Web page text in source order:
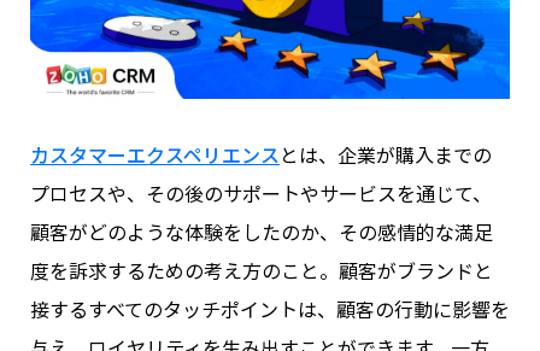
カスタマーエクスペリエンスとは、企業が購入までの
プロセスや、その後のサポートやサービスを通じて、
顧客がどのような体験をしたのか、その感情的な満足
度を訴求するための考え方のこと。顧客がブランドと
接するすべてのタッチポイントは、顧客の行動に影響を